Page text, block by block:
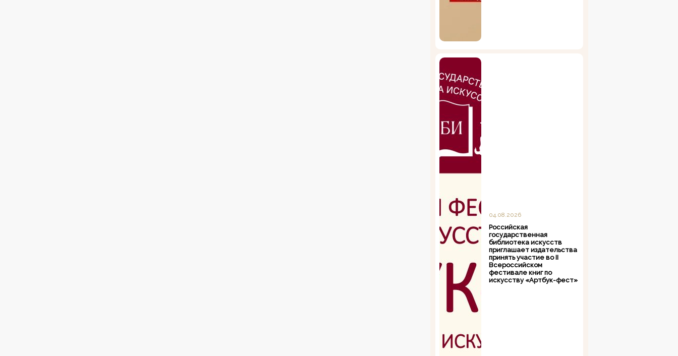
04.08.2026
Российская
государственная
библиотека искусств
приглашает издательства
принять участие во II
Всероссийском
фестивале книг по
искусству «Артбук-фест»